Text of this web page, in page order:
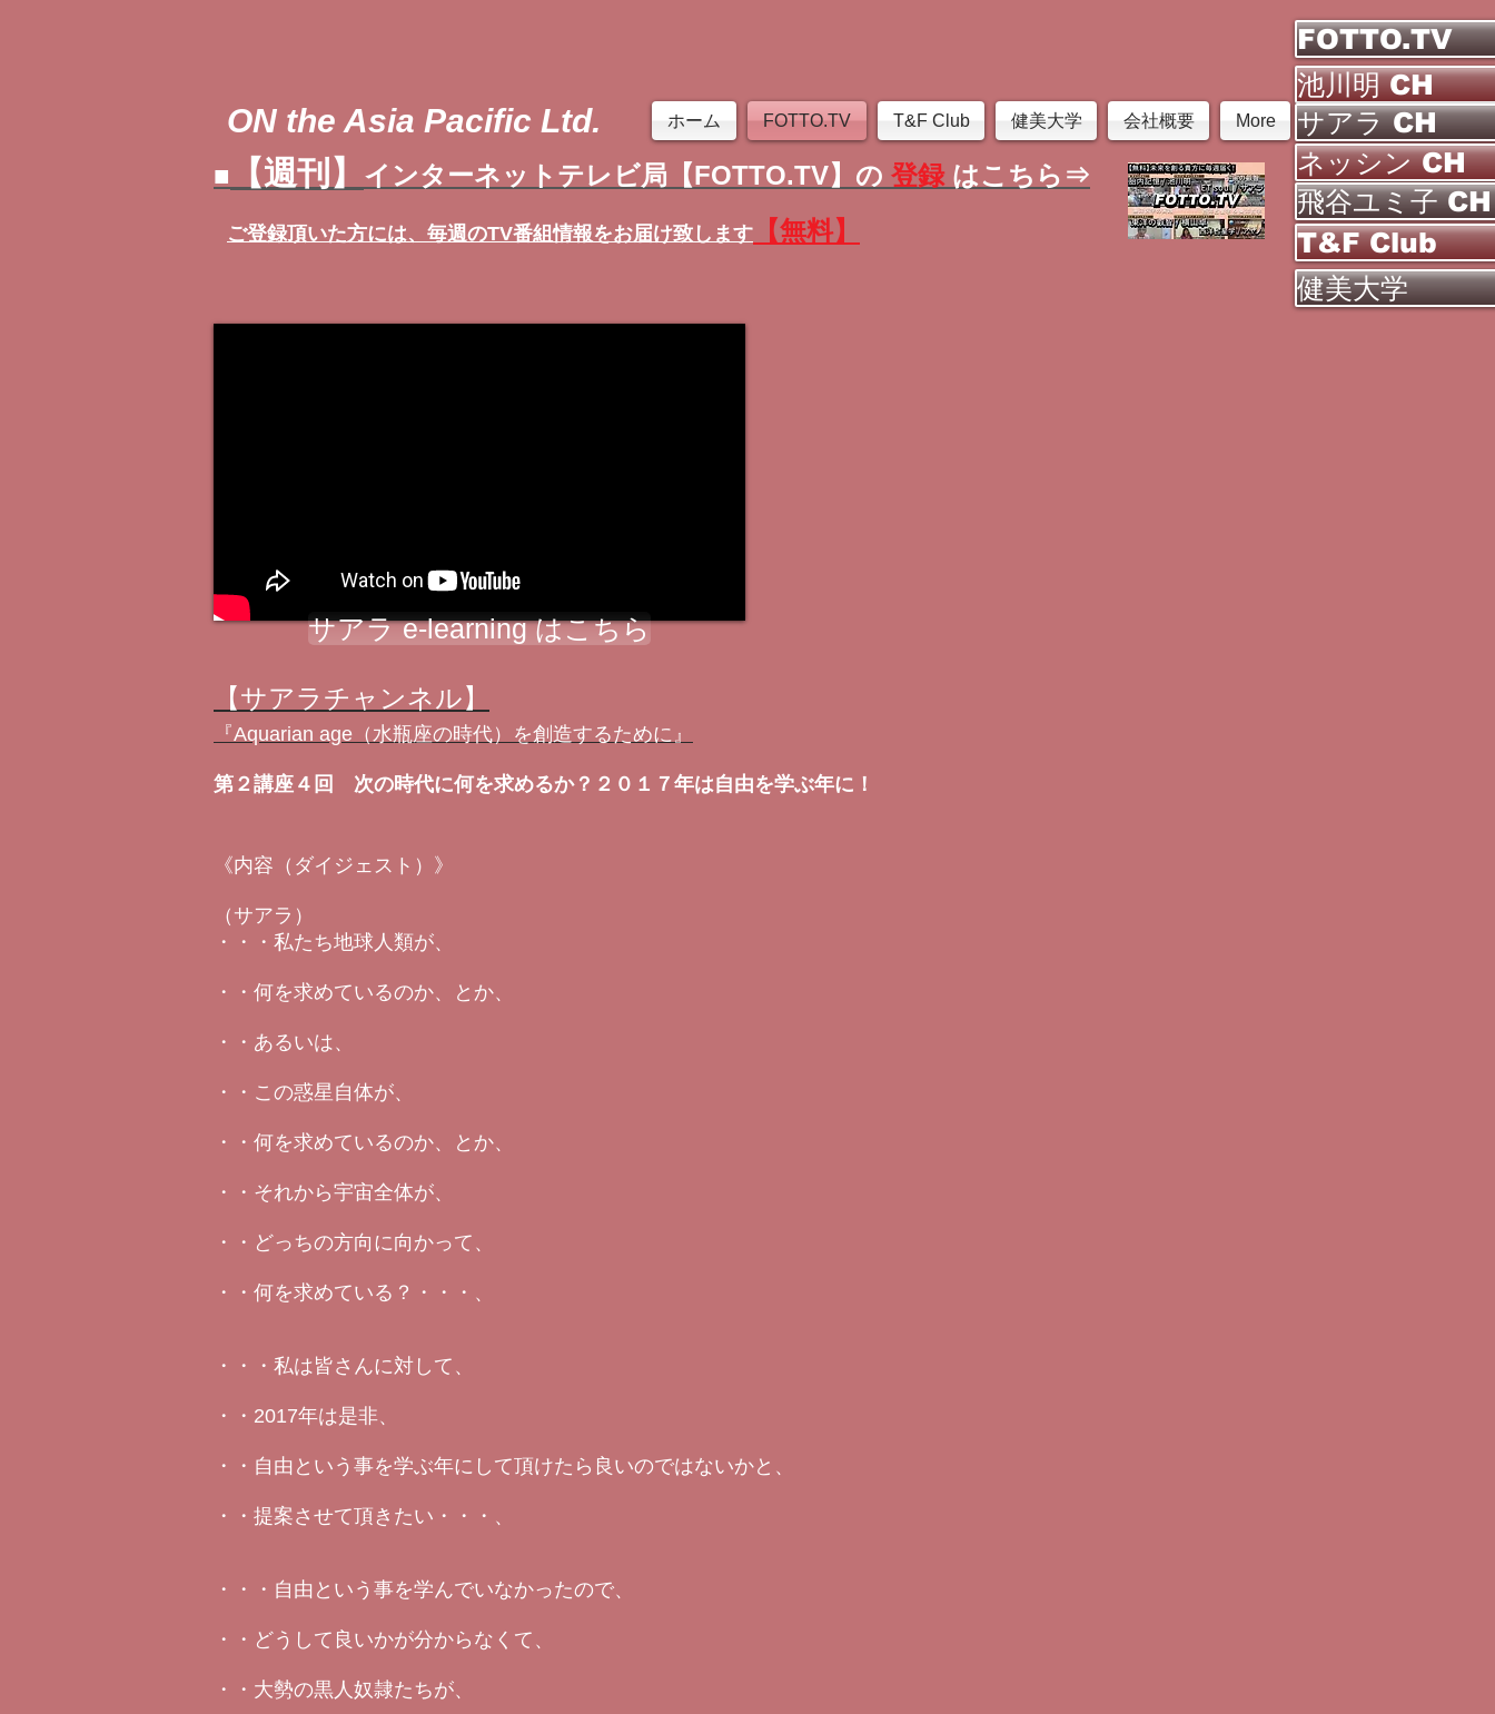
FOTTO.TV
池川明 CH
ON the Asia Pacific Ltd. ホーム FOTTO.TV T&F Club 健美大学 会社概要 More
■ 【週刊】 インターネットテレビ局【FOTTO.TV】の 登録 はこちら⇒
ご登録頂いた方には、 毎週のTV番組情報をお届け致します 【無料】
サアラ CH
ネッシン CH
飛谷ユミ子 CH
T&F Club
健美大学
サアラ e-learning はこちら
【サアラチャンネル】
『Aquarian age（水瓶座の時代）を創造するために』
第２講座４回 次の時代に何を求めるか？２０１７年は自由を学ぶ年に！
《内容（ダイジェスト）》
（サアラ）
・・・私たち地球人類が、
・・何を求めているのか、とか、
・・あるいは、
・・この惑星自体が、
・・何を求めているのか、とか、
・・それから宇宙全体が、
・・どっちの方向に向かって、
・・何を求めている？・・・、
・・・私は皆さんに対して、
・・2017年は是非、
・・自由という事を学ぶ年にして頂けたら良いのではないかと、
・・提案させて頂きたい・・・、
・・・自由という事を学んでいなかったので、
・・どうして良いかが分からなくて、
・・大勢の黒人奴隷たちが、